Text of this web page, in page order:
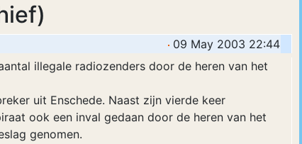
09 May 2003 22:44
illegale radiozenders door de heren van het
uit Enschede. Naast zijn vierde keer
ook een inval gedaan door de heren van het
genomen.